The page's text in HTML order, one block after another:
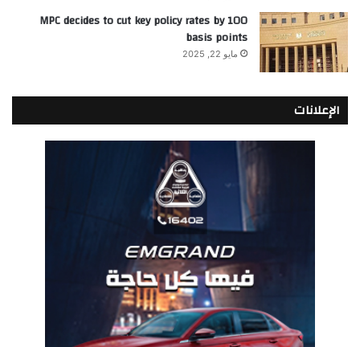
MPC decides to cut key policy rates by 100
basis points
مايو 22, 2025
الإعلانات